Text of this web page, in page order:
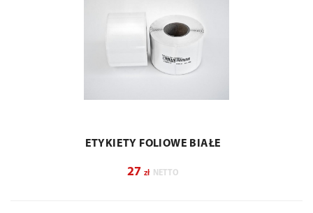
ETYKIETY FOLIOWE BIAŁE
27 zł NETTO